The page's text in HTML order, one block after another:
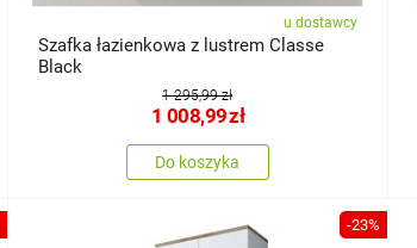
u dostawcy
Szafka łazienkowa z lustrem Classe
Black
1 295,99 zł
1 008,99zł
Do koszyka
-23%